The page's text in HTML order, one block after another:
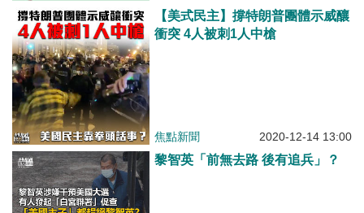
【美式民主】撐特朗普團體示威釀
衝突 4人被刺1人中槍
焦點新聞 2020-12-14 13:00
黎智英「前無去路 後有追兵」？